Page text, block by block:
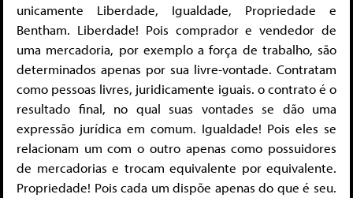
unicamente Liberdade, Igualdade, Propriedade e
Bentham. Liberdade! Pois comprador e vendedor de
uma mercadoria, por exemplo a força de trabalho, são
determinados apenas por sua livre-vontade. Contratam
como pessoas livres, juridicamente iguais. o contrato é o
resultado final, no qual suas vontades se dão uma
expressão jurídica em comum. Igualdade! Pois eles se
relacionam um com o outro apenas como possuidores
de mercadorias e trocam equivalente por equivalente.
Propriedade! Pois cada um dispõe apenas do que é seu.